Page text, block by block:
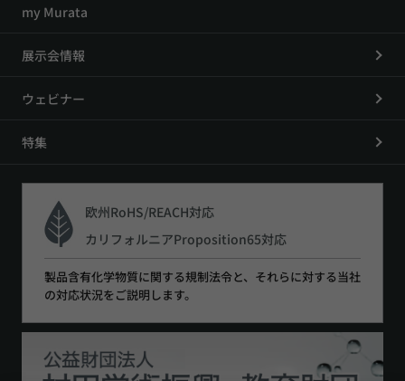
my Murata
展示会情報
ウェビナー
特集
欧州RoHS/REACH対応
カリフォルニアProposition65対応
製品含有化学物質に関する規制法令と、それらに対する当社
の対応状況をご説明します。